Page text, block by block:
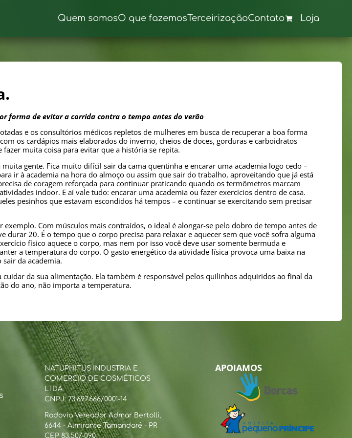
Quem somosO que fazemosTerceirizaçãoContato Loja
forma de evitar a corrida contra o tempo antes do verão
e os consultórios médicos repletos de mulheres em busca de recuperar a boa forma
os cardápios mais elaborados do inverno, cheios de doces, gorduras e carboidratos
muita coisa para evitar que a história se repita.
gente. Fica muito difícil sair da cama quentinha e encarar uma academia logo cedo –
ir à academia na hora do almoço ou assim que sair do trabalho, aproveitando que já está
de coragem reforçada para continuar praticando quando os termômetros marcam
indoor. E aí vale tudo: encarar uma academia ou fazer exercícios dentro de casa.
pesinhos que estavam escondidos há tempos – e continuar se exercitando sem precisar
Com músculos mais contraídos, o ideal é alongar-se pelo dobro de tempo antes de
20. É o tempo que o corpo precisa para relaxar e aquecer sem que você sofra alguma
físico aquece o corpo, mas nem por isso você deve usar somente bermuda e
a temperatura do corpo. O gasto energético da atividade física provoca uma baixa na
da academia.
da sua alimentação. Ela também é responsável pelos quilinhos adquiridos ao final da
do ano, não importa a temperatura.
NATUPHITUS INDUSTRIA E
COMERCIO DE COSMÉTICOS
LTDA
CNPJ: 73.697.666/0001-14
Rodovia Vereador Admar Bertolli,
6644 - Almirante Tamandaré - PR
CEP 83.507-090
APOIAMOS